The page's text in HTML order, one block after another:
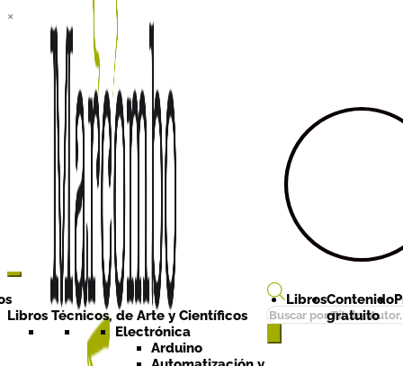
×
Búsqueda
de
Libros Técnicos, de Arte y Científicos
Electrónica
Arduino
LibrosContenido
gratuito